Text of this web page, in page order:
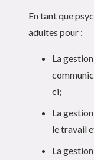
En tant que
adultes pour :
La
ci;
La
le travail
La